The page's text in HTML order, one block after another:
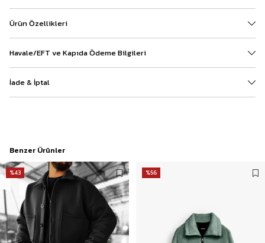
Ürün Özellikleri
Havale/EFT ve Kapıda Ödeme Bilgileri
İade & İptal
Benzer Ürünler
%43 %56